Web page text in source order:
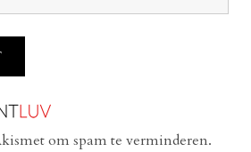
om spam te verminderen.